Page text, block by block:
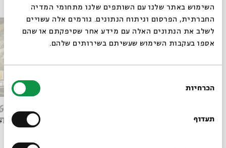
השימוש באתר שלנו עם השותפים שלנו מתחומי המדיה
החברתית, הפרסום וניתוח הנתונים. גורמים אלה עשויים
לשלב את הנתונים האלה עם מידע אחר שסיפקתם או שהם
אספו בעקבות השימוש שעשיתם בשירותים שלהם.
הסכמה
הכרחיות
תעדוף ישן
סגור